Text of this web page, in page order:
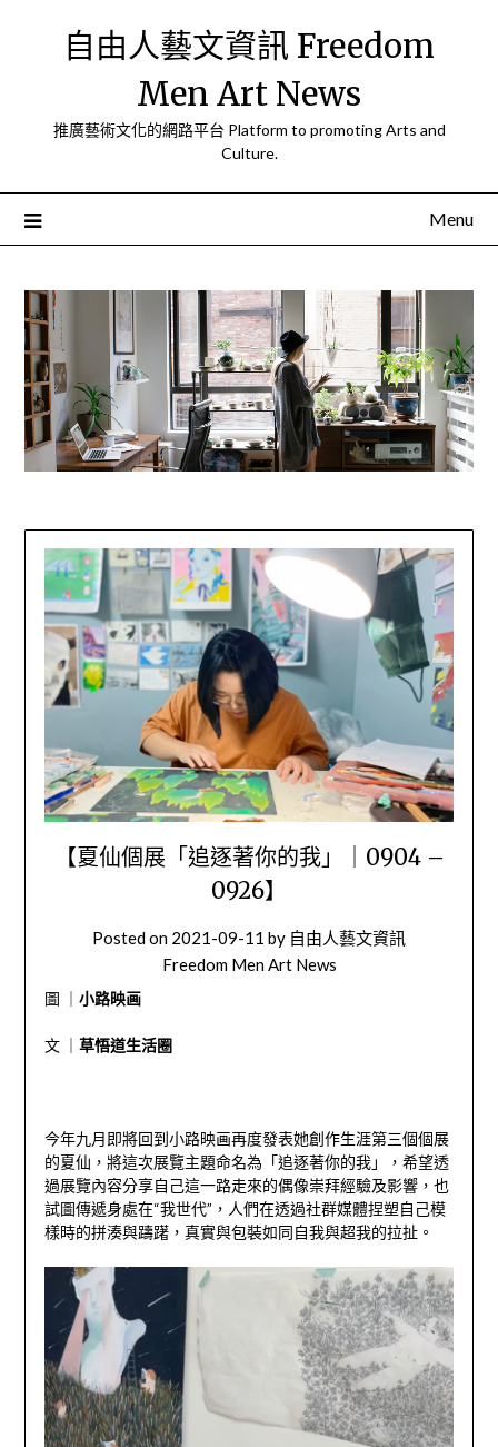
自由人藝文資訊 Freedom
Men Art News
推廣藝術文化的網路平台 Platform to promoting Arts and
Culture.
Menu
【夏仙個展「追逐著你的我」｜0904 –
0926】
Posted on 2021-09-11 by 自由人藝文資訊
Freedom Men Art News
圖 ｜ 小路映画
文 ｜ 草悟道生活圈
今年九月即將回到小路映画再度發表她創作生涯第三個個展
的夏仙，將這次展覽主題命名為「追逐著你的我」，希望透
過展覽內容分享自己這一路走來的偶像崇拜經驗及影響，也
試圖傳遞身處在“我世代” ，人們在透過社群媒體捏塑自己模
樣時的拼湊與躊躇，真實與包裝如同自我與超我的拉扯。